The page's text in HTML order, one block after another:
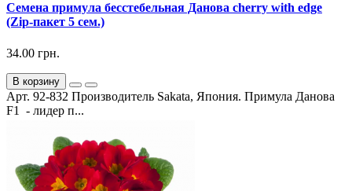
Семена примула бесстебельная Данова cherry with edge
(Zip-пакет 5 сем.)
34.00 грн.
В корзину
Арт. 92-832 Производитель Sakata, Япония. Примула Данова
F1 - лидер п...